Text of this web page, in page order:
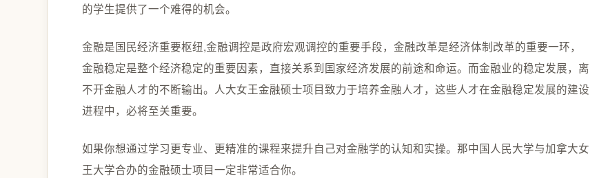
的学生提供了一个难得的机会。
金融是国民经济重要枢纽,金融调控是政府宏观调控的重要手段，金融改革是经济体制改革的重要一环，
金融稳定是整个经济稳定的重要因素，直接关系到国家经济发展的前途和命运。而金融业的稳定发展，离
不开金融人才的不断输出。人大女王金融硕士项目致力于培养金融人才，这些人才在金融稳定发展的建设
进程中，必将至关重要。
如果你想通过学习更专业、更精准的课程来提升自己对金融学的认知和实操。那中国人民大学与加拿大女
王大学合办的金融硕士项目一定非常适合你。